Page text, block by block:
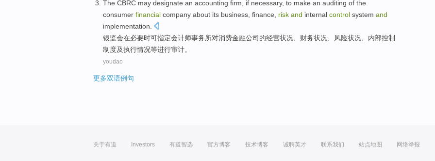
The CBRC may designate an accounting firm, if necessary, to make an auditing of the
consumer financial company about its business, finance, risk and internal control system and
implementation.
银监会在必要时可指定会计师事务所对消费金融公司 的经营状况、财务状况、 风险状况、 内部控制
制度及执行情况等进行审计。
youdao
更多双语例句
关于有道 Investors 有道智选 官方博客 技术博客 诚聘英才 联系我们 站点地图 网络举报